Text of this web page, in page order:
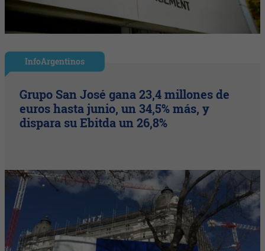
InfoArgentinos
Grupo San José gana 23,4 millones de
euros hasta junio, un 34,5% más, y
dispara su Ebitda un 26,8%